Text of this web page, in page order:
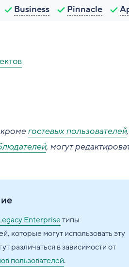
Business Pinnacle
кромегостевых пользователей,
, могут
Enterpriseтипы
которые могут использовать эту
различаться в зависимости от
пользователей.